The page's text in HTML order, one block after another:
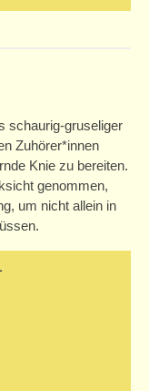
schaurig-gruseliger
Zuhörer*innen
Knie zu bereiten.
genommen,
um nicht allein in